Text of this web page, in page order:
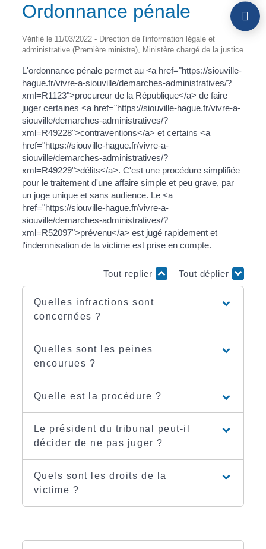
Ordonnance pénale
Vérifié le 11/03/2022 - Direction de l'information légale et
administrative (Première ministre), Ministère chargé de la justice
L'ordonnance pénale permet au <a href="https://siouville-
hague.fr/vivre-a-siouville/demarches-administratives/?
xml=R1123">procureur de la République</a> de faire
juger certaines <a href="https://siouville-hague.fr/vivre-a-
siouville/demarches-administratives/?
xml=R49228">contraventions</a> et certains <a
href="https://siouville-hague.fr/vivre-a-
siouville/demarches-administratives/?
xml=R49229">délits</a>. C'est une procédure simplifiée
pour le traitement d'une affaire simple et peu grave, par
un juge unique et sans audience. Le <a
href="https://siouville-hague.fr/vivre-a-
siouville/demarches-administratives/?
xml=R52097">prévenu</a> est jugé rapidement et
l'indemnisation de la victime est prise en compte.
Tout replier Tout déplier
Quelles infractions sont
concernées ?
Quelles sont les peines
encourues ?
Quelle est la procédure ?
Le président du tribunal peut-il
décider de ne pas juger ?
Quels sont les droits de la
victime ?